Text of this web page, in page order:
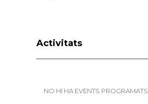
Activitats
NO HI HA EVENTS PROGRAMATS